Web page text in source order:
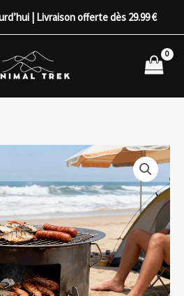
| Livraison offerte dès 29.99 €